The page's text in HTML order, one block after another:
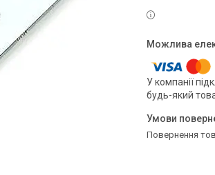
У компанії
будь-який
повернення